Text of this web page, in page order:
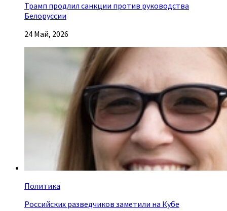
Трамп продлил санкции против руководства
Белоруссии
24 Май, 2026
Политика
Российских разведчиков заметили на Кубе